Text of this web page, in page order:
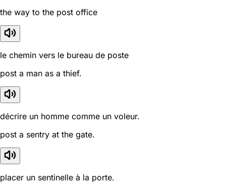
the way to the post office
le chemin vers le bureau de poste
post a man as a thief.
décrire un homme comme un voleur.
post a sentry at the gate.
placer un sentinelle à la porte.